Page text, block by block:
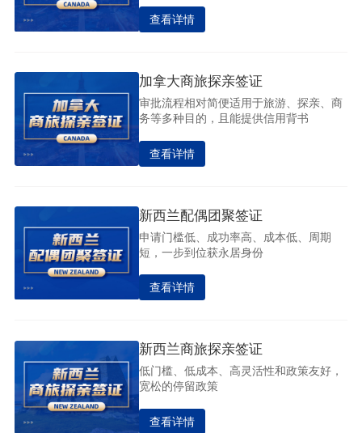
查看详情
加拿大商旅探亲签证
审批流程相对简便适用于旅游、探亲、商
务等多种目的，且能提供信用背书
查看详情
新西兰配偶团聚签证
申请门槛低、成功率高、成本低、周期
短，一步到位获永居身份
查看详情
新西兰商旅探亲签证
低门槛、低成本、高灵活性和政策友好，
宽松的停留政策
查看详情